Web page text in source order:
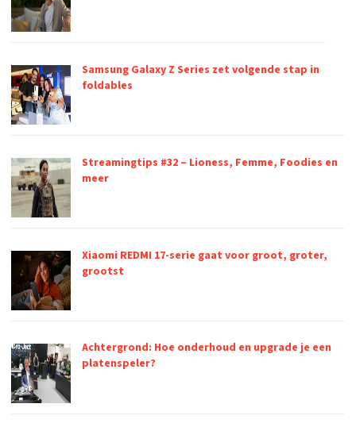
Samsung Galaxy Z Series zet volgende stap in
foldables
Streamingtips #32 – Lioness, Femme, Foodies en
meer
Xiaomi REDMI 17-serie gaat voor groot, groter,
grootst
Achtergrond: Hoe onderhoud en upgrade je een
platenspeler?